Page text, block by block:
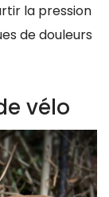
la pression
de douleurs
vélo